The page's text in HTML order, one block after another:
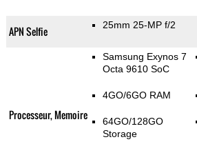
APN Selfie 25mm 25-MP f/2
Processeur, Memoire
Samsung Exynos 7
Octa 9610 SoC
4GO/6GO RAM
64GO/128GO
Storage